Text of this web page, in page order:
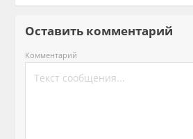
Оставить комментарий
Комментарий